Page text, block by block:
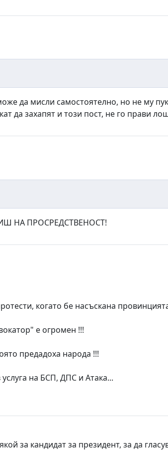
да мисли самостоятелно, но не му
да захапят и този пост, не го прави
НА ПРОСРЕДСТВЕНОСТ!
когато бе насъскана
е огромен !!!
предадоха народа !!!
на БСП, ДПС и Атака...
за кандидат за президент, за да